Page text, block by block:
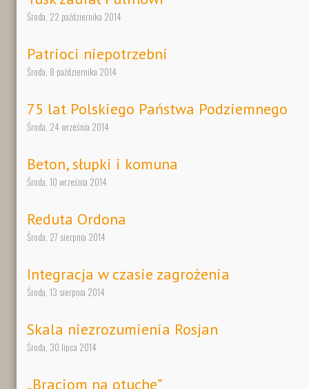
Środa, 22 października 2014
Patrioci niepotrzebni
Środa, 8 października 2014
75 lat Polskiego Państwa Podziemnego
Środa, 24 września 2014
Beton, słupki i komuna
Środa, 10 września 2014
Reduta Ordona
Środa, 27 sierpnia 2014
Integracja w czasie zagrożenia
Środa, 13 sierpnia 2014
Skala niezrozumienia Rosjan
Środa, 30 lipca 2014
„Braciom na otuchę”